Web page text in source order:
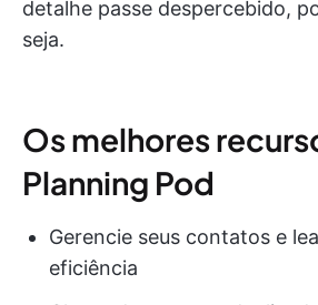
detalhe passe despercebido,
seja.
Os melhores
Planning Pod
Gerencie seus contatos e
eficiência